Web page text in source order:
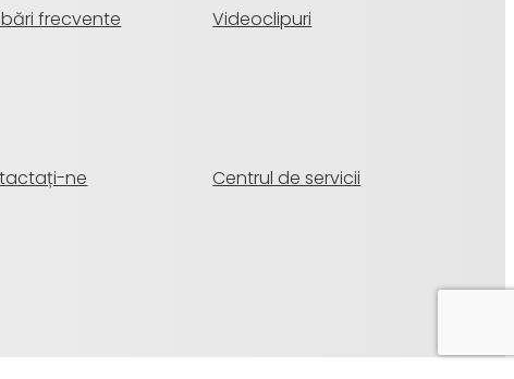
frecvente Videoclipuri
ne Centrul de servicii